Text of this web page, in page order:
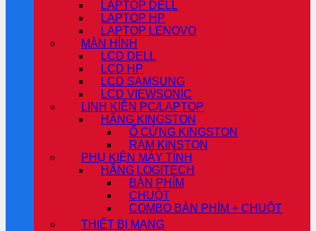
LAPTOP DELL
LAPTOP HP
LAPTOP LENOVO
MÀN HÌNH
LCD DELL
LCD HP
LCD SAMSUNG
LCD VIEWSONIC
LINH KIỆN PC/LAPTOP
HÃNG KINGSTON
Ổ CỨNG KINGSTON
RAM KINSTON
PHỤ KIỆN MÁY TÍNH
HÃNG LOGITECH
BÀN PHÍM
CHUỘT
COMBO BÀN PHÍM + CHUỘT
THIẾT BỊ MẠNG